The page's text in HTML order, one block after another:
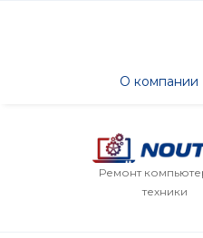
О компании
Ремонт
техники